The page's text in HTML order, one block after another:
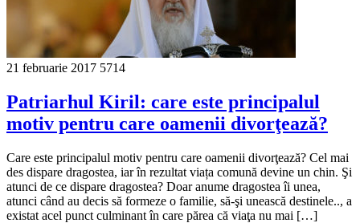
21 februarie 2017 5714
Patriarhul Kiril: care este principalul
motiv pentru care oamenii divorţează?
Care este principalul motiv pentru care oamenii divorţează? Cel mai
des dispare dragostea, iar în rezultat viața comună devine un chin. Şi
atunci de ce dispare dragostea? Doar anume dragostea îi unea,
atunci când au decis să formeze o familie, să-şi unească destinele.., a
existat acel punct culminant în care părea că viaţa nu mai […]